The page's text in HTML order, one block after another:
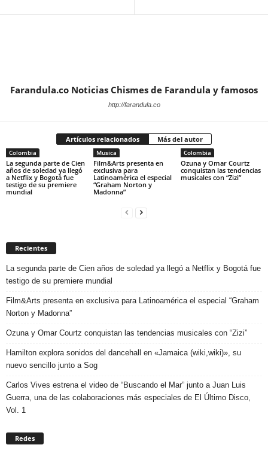
Farandula.co Noticias Chismes de Farandula y famosos
http://farandula.co
Artículos relacionados Más del autor
Colombia
La segunda parte de Cien
años de soledad ya llegó
a Netflix y Bogotá fue
testigo de su premiere
mundial
Musica
Film&Arts presenta en
exclusiva para
Latinoamérica el especial
“Graham Norton y
Madonna”
Colombia
Ozuna y Omar Courtz
conquistan las tendencias
musicales con “Zizi”
Recientes
La segunda parte de Cien años de soledad ya llegó a Netflix y Bogotá fue
testigo de su premiere mundial
Film&Arts presenta en exclusiva para Latinoamérica el especial “Graham
Norton y Madonna”
Ozuna y Omar Courtz conquistan las tendencias musicales con “Zizi”
Hamilton explora sonidos del dancehall en «Jamaica (wiki,wiki)», su
nuevo sencillo junto a Sog
Carlos Vives estrena el video de “Buscando el Mar” junto a Juan Luis
Guerra, una de las colaboraciones más especiales de El Último Disco,
Vol. 1
Redes